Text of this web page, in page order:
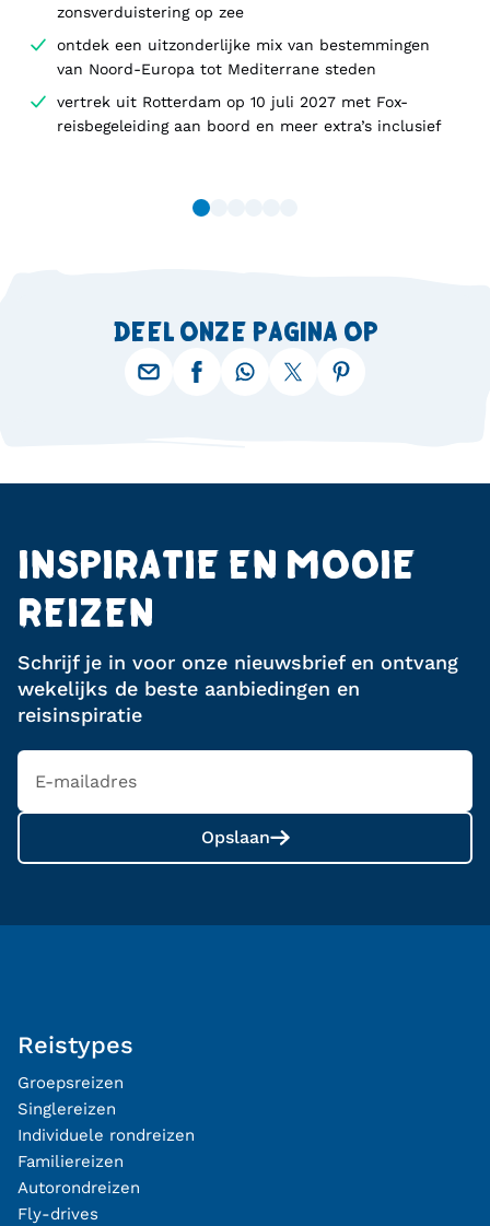
zonsverduistering op zee
ontdek een uitzonderlijke mix van bestemmingen
van Noord-Europa tot Mediterrane steden
vertrek uit Rotterdam op 10 juli 2027 met Fox-
reisbegeleiding aan boord en meer extra’s inclusief
DEEL ONZE PAGINA OP
INSPIRATIE EN MOOIE
REIZEN
Schrijf je in voor onze nieuwsbrief en ontvang
wekelijks de beste aanbiedingen en
reisinspiratie
Opslaan
Reistypes
Groepsreizen
Singlereizen
Individuele rondreizen
Familiereizen
Autorondreizen
Fly-drives